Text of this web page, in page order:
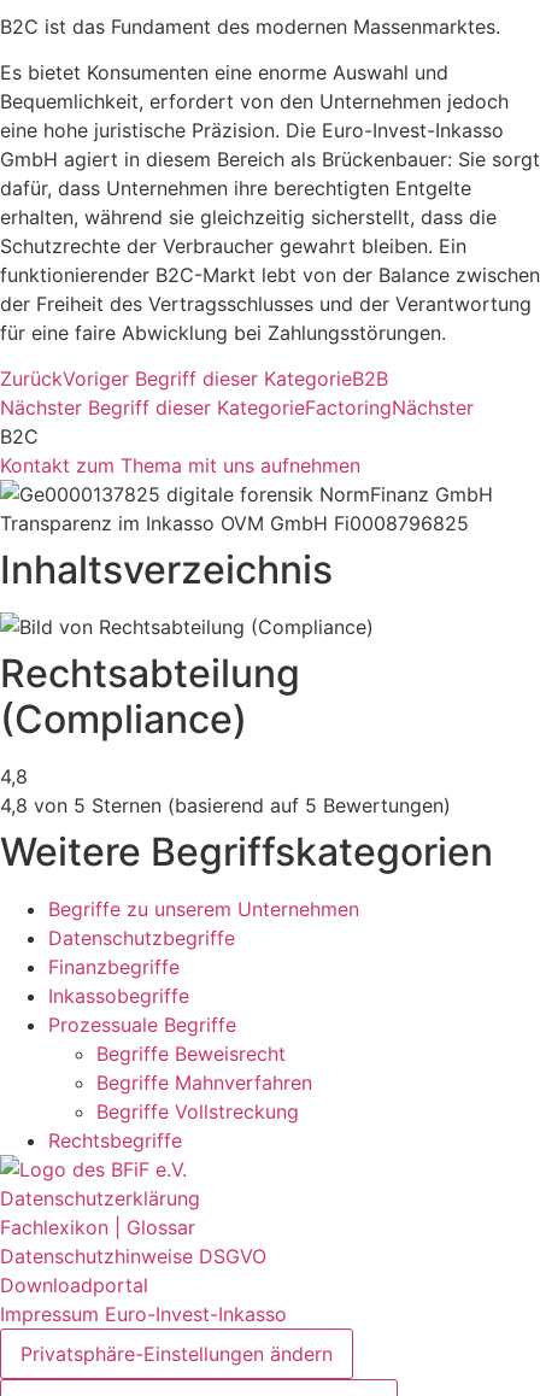
B2C ist das Fundament des modernen Massenmarktes.
Es bietet Konsumenten eine enorme Auswahl und
Bequemlichkeit, erfordert von den Unternehmen jedoch
eine hohe juristische Präzision. Die Euro-Invest-Inkasso
GmbH agiert in diesem Bereich als Brückenbauer: Sie sorgt
dafür, dass Unternehmen ihre berechtigten Entgelte
erhalten, während sie gleichzeitig sicherstellt, dass die
Schutzrechte der Verbraucher gewahrt bleiben. Ein
funktionierender B2C-Markt lebt von der Balance zwischen
der Freiheit des Vertragsschlusses und der Verantwortung
für eine faire Abwicklung bei Zahlungsstörungen.
ZurückVoriger Begriff dieser KategorieB2B
Nächster Begriff dieser KategorieFactoringNächster
B2C
Kontakt zum Thema mit uns aufnehmen
Inhaltsverzeichnis
Rechtsabteilung
(Compliance)
4,8
4,8 von 5 Sternen (basierend auf 5 Bewertungen)
Weitere Begriffskategorien
Begriffe zu unserem Unternehmen
Datenschutzbegriffe
Finanzbegriffe
Inkassobegriffe
Prozessuale Begriffe
Begriffe Beweisrecht
Begriffe Mahnverfahren
Begriffe Vollstreckung
Rechtsbegriffe
Datenschutzerklärung
Fachlexikon | Glossar
Datenschutzhinweise DSGVO
Downloadportal
Impressum Euro-Invest-Inkasso
Privatsphäre-Einstellungen ändern